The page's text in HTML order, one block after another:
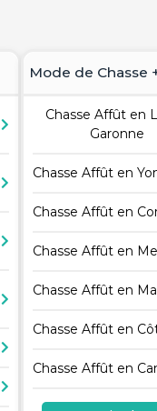
Mode de Chasse
Chasse Affût en
Garonne
Chasse Affût en
Chasse Affût en
Chasse Affût en
Chasse Affût en
Chasse Affût en
Chasse Affût en